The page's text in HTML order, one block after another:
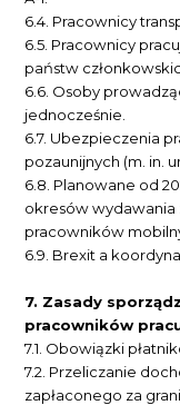
6.4. Pracownicy
6.5. Pracownicy
państw
6.6. Osoby
jednocześnie.
6.7. Ubezpieczenia
pozaunijnych (m. in.
6.8. Planowane od
okresów wydawania
pracowników
6.9. Brexit a
7. Zasady
pracowników
7.1. Obowiązki
7.2. Przeliczanie
zapłaconego za